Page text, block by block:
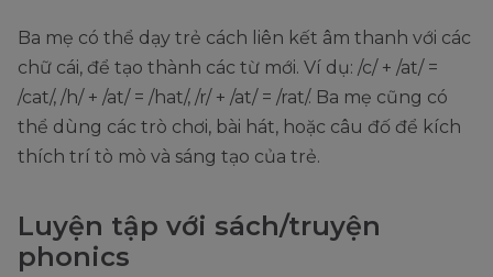
Ba mẹ có thể dạy trẻ cách liên kết âm thanh với các
chữ cái, để tạo thành các từ mới. Ví dụ: /c/ + /at/ =
/cat/, /h/ + /at/ = /hat/, /r/ + /at/ = /rat/. Ba mẹ cũng có
thể dùng các trò chơi, bài hát, hoặc câu đố để kích
thích trí tò mò và sáng tạo của trẻ.
Luyện tập với sách/truyện
phonics